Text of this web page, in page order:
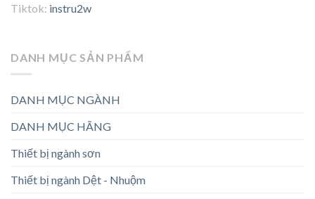
Tiktok: instru2w
DANH MỤC SẢN PHẨM
DANH MỤC NGÀNH
DANH MỤC HÃNG
Thiết bị ngành sơn
Thiết bị ngành Dệt - Nhuộm